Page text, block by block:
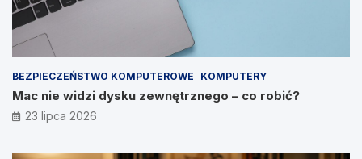
BEZPIECZEŃSTWO KOMPUTEROWE KOMPUTERY
Mac nie widzi dysku zewnętrznego – co robić?
23 lipca 2026